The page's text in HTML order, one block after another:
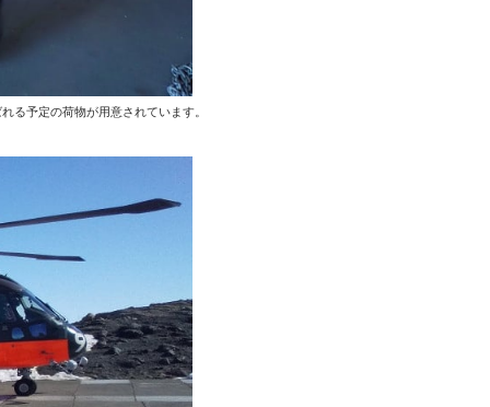
る予定の荷物が用意されています。